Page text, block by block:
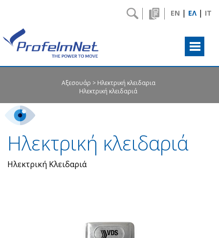
Αξεσουάρ
Ηλεκτρική κλειδαρια
Ηλεκτρική κλειδαριά
Ηλεκτρική κλειδαριά
Ηλεκτρική Κλειδαριά
EN | ΕΛ | IT